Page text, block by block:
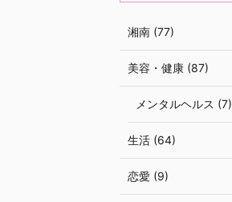
湘南 (77)
美容・健康 (87)
メンタルヘルス (7)
生活 (64)
恋愛 (9)